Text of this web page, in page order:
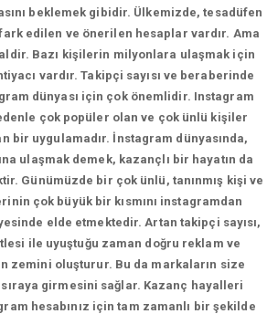
beklemek gibidir. Ülkemizde, tesadüfen
edilen ve önerilen hesaplar vardır. Ama
Bazı kişilerin milyonlara ulaşmak için
vardır. Takipçi sayısı ve beraberinde
dünyası için çok önemlidir. Instagram
çok popüler olan ve çok ünlü kişiler
bir uygulamadır. İnstagram dünyasında,
ulaşmak demek, kazançlı bir hayatın da
Günümüzde bir çok ünlü, tanınmış kişi ve
çok büyük bir kısmını instagramdan
elde etmektedir. Artan takipçi sayısı,
ile uyuştuğu zaman doğru reklam ve
zemini oluşturur. Bu da markaların size
girmesini sağlar. Kazanç hayalleri
hesabınız için tam zamanlı bir şekilde